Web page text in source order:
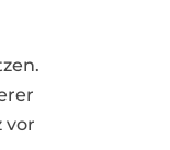
vor